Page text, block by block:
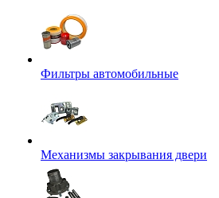
Фильтры автомобильные
Механизмы закрывания двери